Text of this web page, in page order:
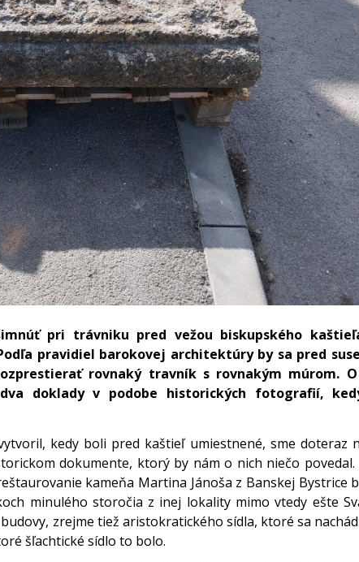
pri trávniku pred vežou biskupského
pravidiel barokovej architektúry by sa pred
rovnaký travník s rovnakým múrom.
doklady v podobe historických fotografií,
kedy boli pred kaštieľ umiestnené, sme doteraz
dokumente, ktorý by nám o nich niečo povedal.
kameňa Martina Jánoša z Banskej Bystrice
minulého storočia z inej lokality mimo vtedy ešte
zrejme tiež aristokratického sídla, ktoré sa
šľachtické sídlo to bolo.